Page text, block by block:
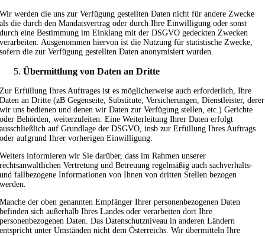
Wir werden die uns zur Verfügung gestellten Daten nicht für andere Zwecke
als die durch den Mandatsvertrag oder durch Ihre Einwilligung oder sonst
durch eine Bestimmung im Einklang mit der DSGVO gedeckten Zwecken
verarbeiten. Ausgenommen hiervon ist die Nutzung für statistische Zwecke,
sofern die zur Verfügung gestellten Daten anonymisiert wurden.
Übermittlung von Daten an Dritte
Zur Erfüllung Ihres Auftrages ist es möglicherweise auch erforderlich, Ihre
Daten an Dritte (zB Gegenseite, Substitute, Versicherungen, Dienstleister, derer
wir uns bedienen und denen wir Daten zur Verfügung stellen, etc.) Gerichte
oder Behörden, weiterzuleiten. Eine Weiterleitung Ihrer Daten erfolgt
ausschließlich auf Grundlage der DSGVO, insb zur Erfüllung Ihres Auftrags
oder aufgrund Ihrer vorherigen Einwilligung.
Weiters informieren wir Sie darüber, dass im Rahmen unserer
rechtsanwaltlichen Vertretung und Betreuung regelmäßig auch sachverhalts-
und fallbezogene Informationen von Ihnen von dritten Stellen bezogen
werden.
Manche der oben genannten Empfänger Ihrer personenbezogenen Daten
befinden sich außerhalb Ihres Landes oder verarbeiten dort Ihre
personenbezogenen Daten. Das Datenschutzniveau in anderen Ländern
entspricht unter Umständen nicht dem Österreichs. Wir übermitteln Ihre